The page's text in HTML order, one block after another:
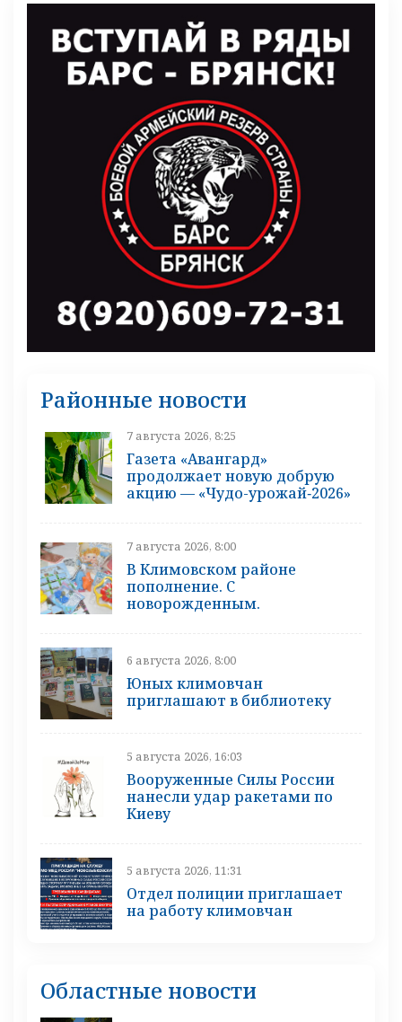
Районные новости
7 августа 2026, 8:25
Газета «Авангард»
продолжает новую добрую
акцию — «Чудо-урожай‑2026»
7 августа 2026, 8:00
В Климовском районе
пополнение. С
новорожденным.
6 августа 2026, 8:00
Юных климовчан
приглашают в библиотеку
5 августа 2026, 16:03
Вооруженные Силы России
нанесли удар ракетами по
Киеву
5 августа 2026, 11:31
Отдел полиции приглашает
на работу климовчан
Областные новости